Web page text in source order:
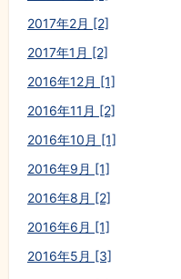
2017年2月 [2]
2017年1月 [2]
2016年12月 [1]
2016年11月 [2]
2016年10月 [1]
2016年9月 [1]
2016年8月 [2]
2016年6月 [1]
2016年5月 [3]